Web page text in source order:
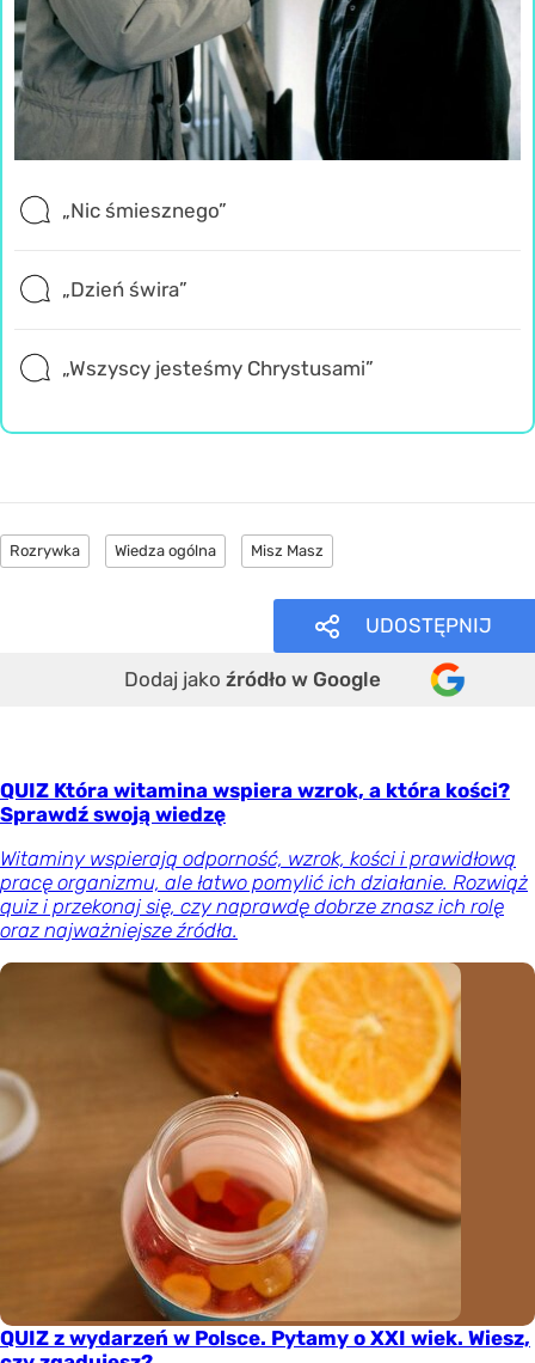
„Nic śmiesznego”
„Dzień świra”
„Wszyscy jesteśmy Chrystusami”
Rozrywka Wiedza ogólna Misz Masz
UDOSTĘPNIJ
Dodaj jako źródło w Google
QUIZ Która witamina wspiera wzrok, a która kości?
Sprawdź swoją wiedzę
Witaminy wspierają odporność, wzrok, kości i prawidłową
pracę organizmu, ale łatwo pomylić ich działanie. Rozwiąż
quiz i przekonaj się, czy naprawdę dobrze znasz ich rolę
oraz najważniejsze źródła.
QUIZ z wydarzeń w Polsce. Pytamy o XXI wiek. Wiesz,